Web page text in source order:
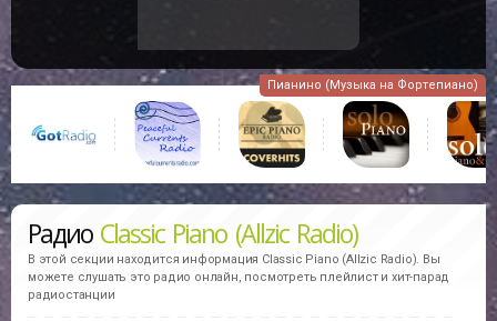
Пианино (Музыка на Фортепиано)
Радио Classic Piano (Allzic Radio)
В этой секции находится информация Classic Piano (Allzic Radio). Вы
можете слушать это радио онлайн, посмотреть плейлист и хит-парад
радиостанции